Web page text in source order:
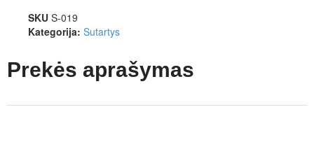
SKU S-019
Kategorija: Sutartys
Prekės aprašymas